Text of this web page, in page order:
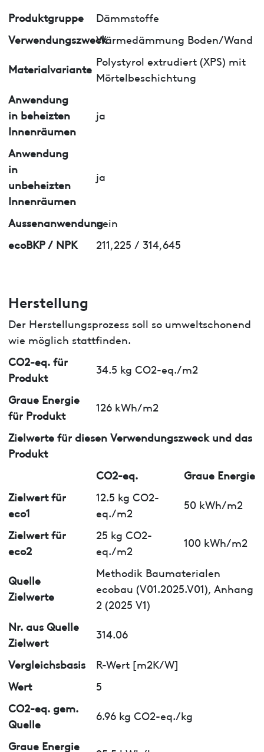
Produktgruppe
Dämmstoffe
VerwendungszweckWärmedämmung Boden/Wand
Materialvariante
Polystyrol extrudiert (XPS) mit
Mörtelbeschichtung
Anwendung
in beheizten
Innenräumen
ja
Anwendung
in
unbeheizten
Innenräumen
ja
Aussenanwendungnein
ecoBKP / NPK
211,225 / 314,645
Herstellung
Der Herstellungsprozess soll so umweltschonend
wie möglich stattfinden.
CO2-eq. für
Produkt
34.5 kg CO2-eq./m2
Graue Energie
für Produkt
126 kWh/m2
Zielwerte für diesen Verwendungszweck und das
Produkt
CO2-eq.
Graue Energie
Zielwert für
eco1
12.5 kg CO2-
eq./m2
50 kWh/m2
Zielwert für
eco2
25 kg CO2-
eq./m2
100 kWh/m2
Quelle
Zielwerte
Methodik Baumaterialen
ecobau (V01.2025.V01), Anhang
2 (2025 V1)
Nr. aus Quelle
Zielwert
314.06
Vergleichsbasis
R-Wert [m2K/W]
Wert
5
CO2-eq. gem.
Quelle
6.96 kg CO2-eq./kg
Graue Energie